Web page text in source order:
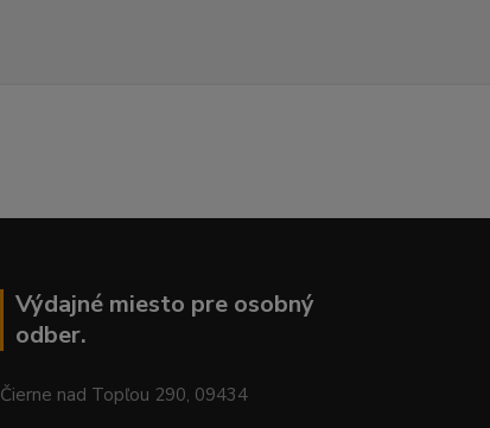
Výdajné miesto pre osobný
odber.
Čierne nad Topľou 290, 09434